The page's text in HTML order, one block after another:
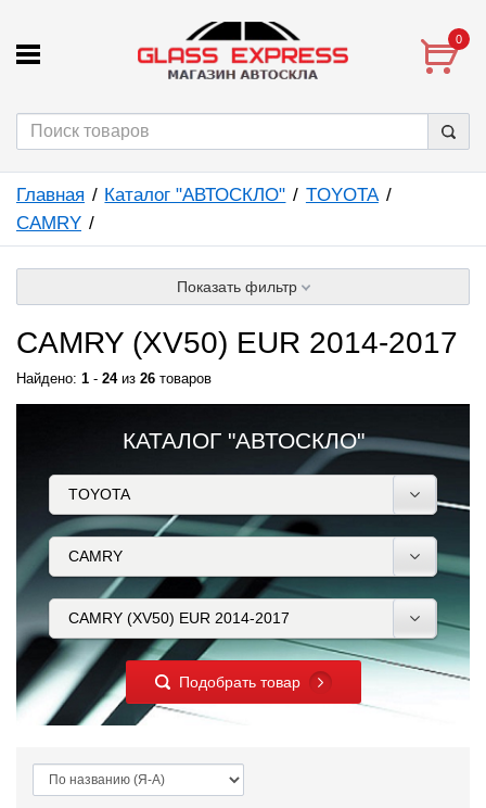
0
Главная Каталог "АВТОСКЛО"
TOYOTA
CAMRY
Показать фильтр
CAMRY (XV50) EUR 2014-2017
Найдено: 1 - 24из 26 товаров
КАТАЛОГ "АВТОСКЛО"
Подобрать товар